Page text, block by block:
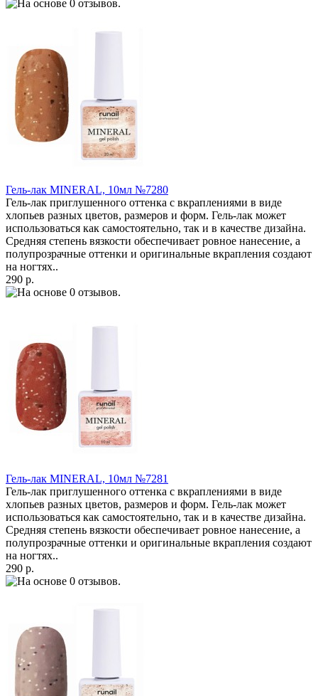
Гель-лак MINERAL, 10мл №7280
Гель-лак приглушенного оттенка с вкраплениями в виде
хлопьев разных цветов, размеров и форм. Гель-лак может
использоваться как самостоятельно, так и в качестве дизайна.
Средняя степень вязкости обеспечивает ровное нанесение, а
полупрозрачные оттенки и оригинальные вкрапления создают
на ногтях..
290 р.
Гель-лак MINERAL, 10мл №7281
Гель-лак приглушенного оттенка с вкраплениями в виде
хлопьев разных цветов, размеров и форм. Гель-лак может
использоваться как самостоятельно, так и в качестве дизайна.
Средняя степень вязкости обеспечивает ровное нанесение, а
полупрозрачные оттенки и оригинальные вкрапления создают
на ногтях..
290 р.